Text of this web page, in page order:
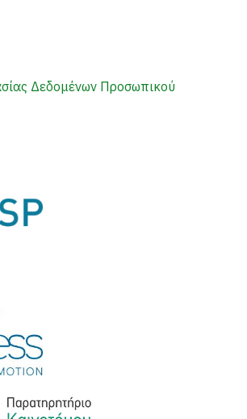
Δεδομένων Προσωπικού